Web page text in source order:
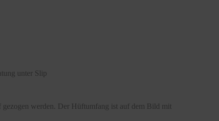
unter Slip
gezogen werden. Der Hüftumfang ist auf dem Bild mit